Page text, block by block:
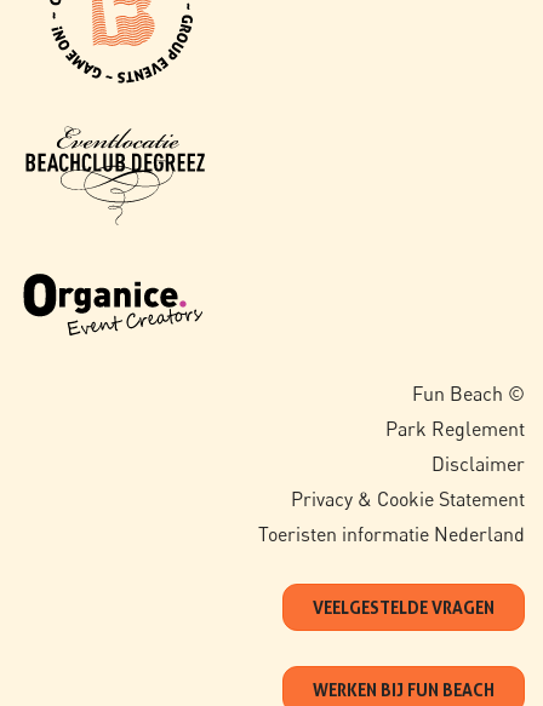
Fun Beach ©
Park Reglement
Disclaimer
Privacy & Cookie Statement
Toeristen informatie Nederland
VEELGESTELDE VRAGEN
WERKEN BIJ FUN BEACH